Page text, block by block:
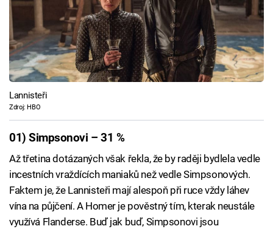
Lannisteři
Zdroj: HBO
01) Simpsonovi – 31 %
Až třetina dotázaných však řekla, že by raději bydlela vedle
incestních vraždících maniaků než vedle Simpsonových.
Faktem je, že Lannisteři mají alespoň při ruce vždy láhev
vína na půjčení. A Homer je pověstný tím, kterak neustále
využívá Flanderse. Buď jak buď, Simpsonovi jsou